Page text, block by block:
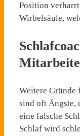
Position
Wirbelsäule,
Weitere Gründe
sind oft Ängste,
eine falsche
Schlaf wird